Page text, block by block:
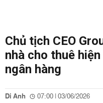
Chủ tịch CEO
nhà cho thuê
ngân hàng
Di Anh 07:00 | 03/06/2026